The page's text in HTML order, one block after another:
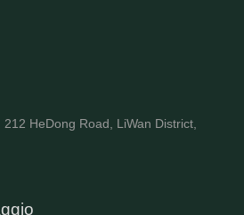
HeDong Road, LiWan District,